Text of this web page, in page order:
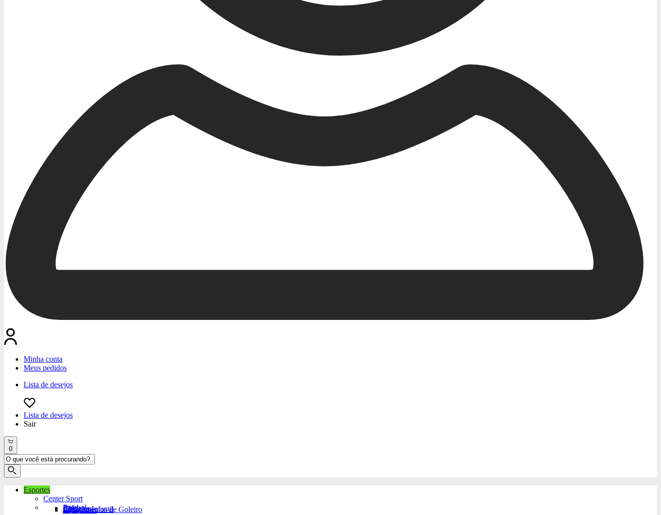
Minha conta
Meus pedidos
Lista de desejos
Lista de desejos
Sair
0
Esportes
Center Sport
Futebol
Bola
Chuteiras
Chuteira Infantil
Equipamentos de Goleiro
Acessórios